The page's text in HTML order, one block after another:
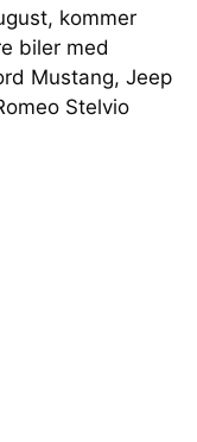
kommer
biler med
Mustang, Jeep
Stelvio